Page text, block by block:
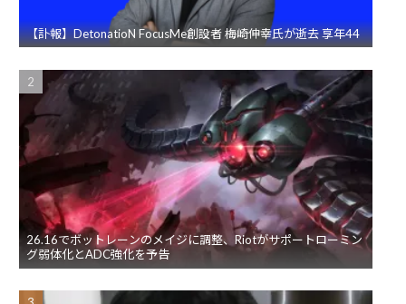
【訃報】DetonatioN FocusMe創設者 梅崎伸幸氏が逝去 享年44
26.16でボットレーンのメイジに調整、Riotがサポートローミン
グ弱体化とADC強化を予告